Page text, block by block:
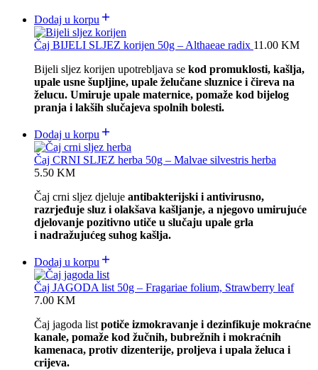
Dodaj u korpu
Čaj BIJELI SLJEZ korijen 50g – Althaeae radix 11.00 KM
Bijeli sljez korijen upotrebljava se kod promuklosti, kašlja,
upale usne šupljine, upale želučane sluznice i čireva na
želucu. Umiruje upale maternice, pomaže kod bijelog
pranja i lakših slučajeva spolnih bolesti.
Dodaj u korpu
Čaj CRNI SLJEZ herba 50g – Malvae silvestris herba
5.50 KM
Čaj crni sljez djeluje antibakterijski i antivirusno,
razrjeđuje sluz i olakšava kašljanje, a njegovo umirujuće
djelovanje pozitivno utiče u slučaju upale grla
i nadražujućeg suhog kašlja.
Dodaj u korpu
Čaj JAGODA list 50g – Fragariae folium, Strawberry leaf
7.00 KM
Čaj jagoda listpotiče izmokravanje i dezinfikuje mokraćne
kanale, pomaže kod žučnih, bubrežnih i mokraćnih
kamenaca, protiv dizenterije, proljeva i upala želuca i
crijeva.